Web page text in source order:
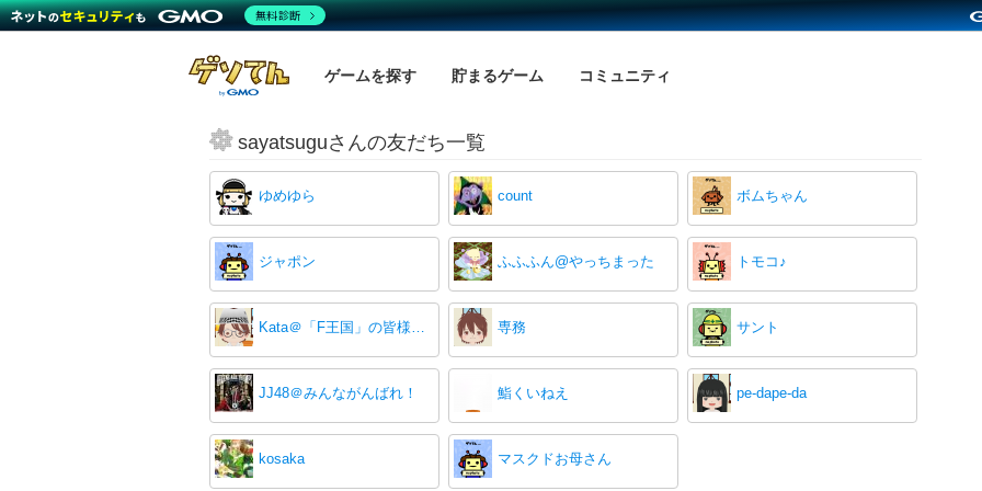
ゲームを探す 貯まるゲーム コミュニティ
sayatsuguさんの友だち一覧
ゆめゆら count ボムちゃん
ジャポン ふふふん@やっちまった トモコ♪
Kata＠「F王国」の皆様今迄有り難うございました。 専務 サント
JJ48＠みんながんばれ！ 鮨くいねえ pe-dape-da
kosaka マスクドお母さん
無料診断